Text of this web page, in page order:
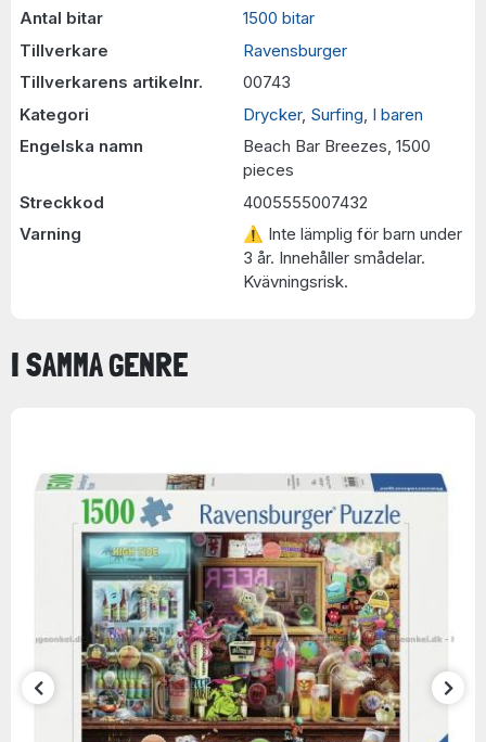
Antal bitar
1500 bitar
Tillverkare
Ravensburger
Tillverkarens artikelnr.
00743
Kategori
Drycker, Surfing I baren
Engelska namn
Beach Bar Breezes, 1500
pieces
Streckkod
4005555007432
Varning
⚠ Inte lämplig för barn under
3 år. Innehåller smådelar.
Kvävningsrisk.
I SAMMA GENRE